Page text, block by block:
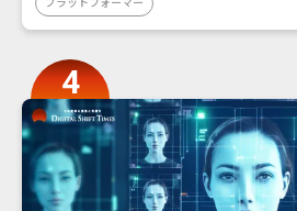
プラットフォーマー